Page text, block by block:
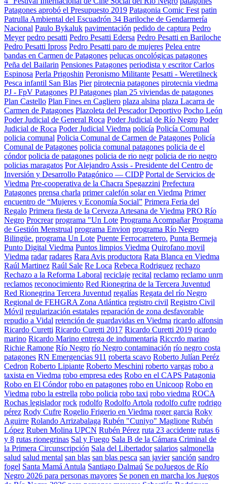
Patagones aprobó el Presupuesto 2019 Patagonia Comic Fest patin
Patrulla Ambiental del Escuadrón 34 Bariloche de Gendarmería
Nacional Paulo Bykaluk pavimentación pedido de captura Pedro
Meyer pedro pesatti Pedro Pesatti Edersa Pedro Pesatti en Bariloche
Pedro Pesatti Ipross Pedro Pesatti paro de mujeres Pelea entre
bandas en Carmen de Patagones pelucas oncológicas patagones
Peña del Bailarin Pensiones Patagones periodista y escritor Carlos
Espinosa Perla Prigoshin Peronismo Militante Pesatti - Weretilneck
Pesca infantil San Blas Pier pirotecnia patagones pirotecnia viedma
PJ - FpV Patagones PJ Patagones plan 25 viviendas de patagones
Plan Castello Plan Fines en Cagliero plaza alsina plaza Lacarra de
Carmen de Patagones Plazoleta del Pescador Deportivo Pocho León
Poder Judicial de General Roca Poder Judicial de Río Negro Poder
Judicial de Roca Poder Judicial Viedma policía Policía Comunal
policia comunal Policia Comunal de Carmen de Patagones Policía
Comunal de Patagones policia comunal patagones policia de el
cóndor policia de patagones policia de rio negr policia de rio negro
policias maragatos Por Alejandro Assis - Presidente del Centro de
Inversión y Desarrollo Patagónico — CIDP Portal de Servicios de
Viedma Pre-cooperativa de la Chacra Spegazzini Prefectura
Patagones prensa charla primer calefón solar en Viedma Primer
encuentro de “Mujeres y Economía Social” Primera Feria del
Regalo Primera fiesta de la Cerveza Artesana de Viedma PRO Río
Negro Procrear programa "Un Lote Programa Acompañar Programa
de Gestión Menstrual programa Envion programa Río Negro
Bilingüe. programa Un Lote Puente Ferrocarretero. Punta Bermeja
Punto Digital Viedma Puntos limpios Viedma Quirofano movil
Viedma radar radares Rara Avis productora Rata Blanca en Viedma
Raúl Martinez Raúl Sale Re Loca Rebeca Rodriguez rechazo
Rechazo a la Reforma Laboral reciclaje recital reclamo reclamo unrn
reclamos reconocimiento Red Rionegrina de la Tercera Juventud
Red Rionegrina Tercera Juventud regalías Regata del río Negro
Regional de FEHGRA Zona Atlántica registro civil Registro Civil
Móvil regularización estatales reparación de zona desfavorable
repudio a Vidal retención de guardavidas en Viedma ricardo alfonsin
Ricardo Curetti Ricardo Curetti 2017 Ricardo Curetti 2019 ricardo
marino Ricardo Marino entrega de indumentaria Riccrdo marino
Richie Ramone Río Negro río Negro contaminación río negro costa
patagones RN Emergencias 911 roberta scavo Roberto Julían Peréz
Cedron Roberto Lipiante Roberto Meschini roberto vargas robo a
taxista en Viedma robo empresa edes Robo en el CAPS Patagonia
Robo en El Cóndor robo en patagones robo en Unicoop Robo en
Viedma robo la estrella robo policia robo taxi robo viedma ROCA
Rochas legislador rock rodolfo Rodolfo Artola rodolfo cufre rodrigo
pérez Rody Cufre Rogelio Frigerio en Viedma roger garcia Roky
Aguirre Rolando Arrizabalaga Rubén "Cuniyo" Maglione Rubén
López Ruben Molina UPCN Rubén Pérez ruta 23 accidente rutas 6
y 8 rutas rionegrinas Sal y Fuego Sala B de la Cámara Criminal de
la Primera Circunscripción Sala del Libertador salarios salmonella
salud salud mental san blas san blas pesca san javier sanción sandro
fogel Santa Mamá Antula Santiago Dalmaú Se poJuegos de Río
Negro 2026 para personas mayores Se ponen en marcha los Juegos